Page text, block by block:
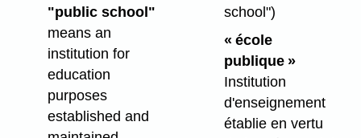
"public school"
means an
institution for
education
purposes
established and
school")
« école
publique »
Institution
d'enseignement
établie en vertu